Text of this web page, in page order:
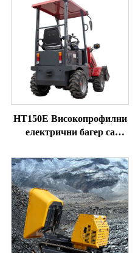
HT150E Високопрофилни
електрични багер са